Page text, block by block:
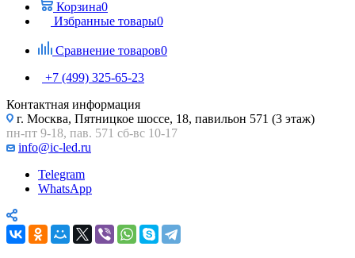
Корзина0
Избранные товары0
Сравнение товаров0
+7 (499) 325-65-23
Контактная информация
г. Москва, Пятницкое шоссе, 18, павильон 571 (3 этаж)
пн-пт 9-18, пав. 571 сб-вс 10-17
info@ic-led.ru
Telegram
WhatsApp